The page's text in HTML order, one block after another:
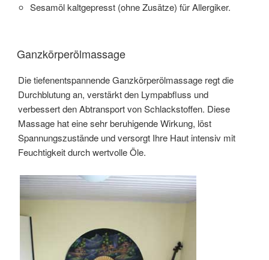
Sesamöl kaltgepresst (ohne Zusätze) für Allergiker.
Ganzkörperölmassage
Die tiefenentspannende Ganzkörperölmassage regt die
Durchblutung an, verstärkt den Lympabfluss und
verbessert den Abtransport von Schlackstoffen. Diese
Massage hat eine sehr beruhigende Wirkung, löst
Spannungszustände und versorgt Ihre Haut intensiv mit
Feuchtigkeit durch wertvolle Öle.